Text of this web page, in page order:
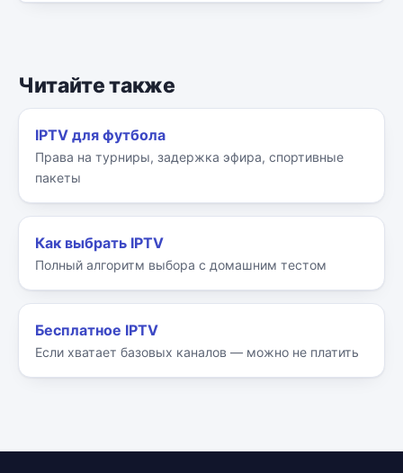
Читайте также
IPTV для футбола
Права на турниры, задержка эфира, спортивные
пакеты
Как выбрать IPTV
Полный алгоритм выбора с домашним тестом
Бесплатное IPTV
Если хватает базовых каналов — можно не платить